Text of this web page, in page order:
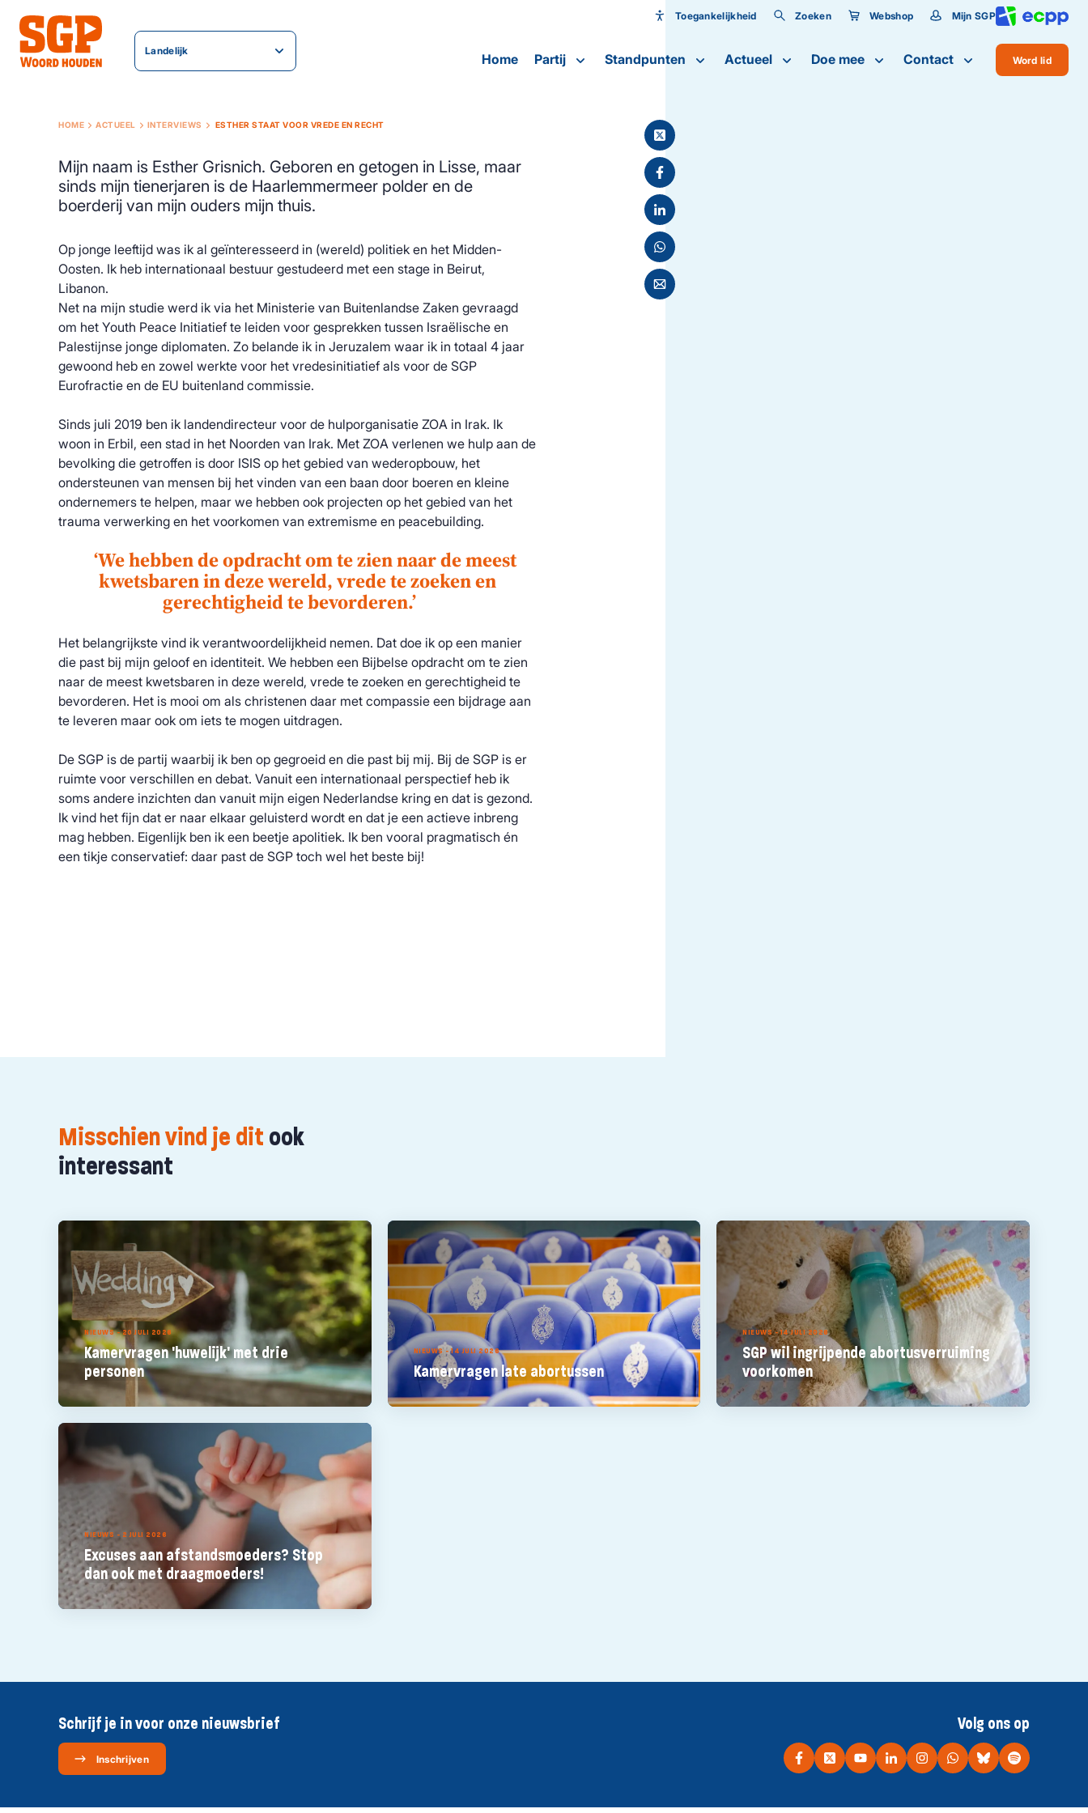
Toegankelijkheid Zoeken Webshop Mijn SGP
Landelijk
Word lid
Home Partij Standpunten Actueel Doe mee Contact
HOME ACTUEEL INTERVIEWS ESTHER STAAT VOOR VREDE EN RECHT
Mijn naam is Esther Grisnich. Geboren en getogen in Lisse, maar
sinds mijn tienerjaren is de Haarlemmermeer polder en de
boerderij van mijn ouders mijn thuis.
Op jonge leeftijd was ik al geïnteresseerd in (wereld) politiek en het Midden-
Oosten. Ik heb internationaal bestuur gestudeerd met een stage in Beirut,
Libanon.
Net na mijn studie werd ik via het Ministerie van Buitenlandse Zaken gevraagd
om het Youth Peace Initiatief te leiden voor gesprekken tussen Israëlische en
Palestijnse jonge diplomaten. Zo belande ik in Jeruzalem waar ik in totaal 4 jaar
gewoond heb en zowel werkte voor het vredesinitiatief als voor de SGP
Eurofractie en de EU buitenland commissie.
Sinds juli 2019 ben ik landendirecteur voor de hulporganisatie ZOA in Irak. Ik
woon in Erbil, een stad in het Noorden van Irak. Met ZOA verlenen we hulp aan de
bevolking die getroffen is door ISIS op het gebied van wederopbouw, het
ondersteunen van mensen bij het vinden van een baan door boeren en kleine
ondernemers te helpen, maar we hebben ook projecten op het gebied van het
trauma verwerking en het voorkomen van extremisme en peacebuilding.
‘We hebben de opdracht om te zien naar de meest
kwetsbaren in deze wereld, vrede te zoeken en
gerechtigheid te bevorderen.’
Het belangrijkste vind ik verantwoordelijkheid nemen. Dat doe ik op een manier
die past bij mijn geloof en identiteit. We hebben een Bijbelse opdracht om te zien
naar de meest kwetsbaren in deze wereld, vrede te zoeken en gerechtigheid te
bevorderen. Het is mooi om als christenen daar met compassie een bijdrage aan
te leveren maar ook om iets te mogen uitdragen.
De SGP is de partij waarbij ik ben op gegroeid en die past bij mij. Bij de SGP is er
ruimte voor verschillen en debat. Vanuit een internationaal perspectief heb ik
soms andere inzichten dan vanuit mijn eigen Nederlandse kring en dat is gezond.
Ik vind het fijn dat er naar elkaar geluisterd wordt en dat je een actieve inbreng
mag hebben. Eigenlijk ben ik een beetje apolitiek. Ik ben vooral pragmatisch én
een tikje conservatief: daar past de SGP toch wel het beste bij!
Misschien vind je dit ook
interessant
NIEUWS - 20 JULI 2026
Kamervragen 'huwelijk' met drie
personen
NIEUWS - 14 JULI 2026
Kamervragen late abortussen
NIEUWS - 14 JULI 2026
SGP wil ingrijpende abortusverruiming
voorkomen
NIEUWS - 2 JULI 2026
Excuses aan afstandsmoeders? Stop
dan ook met draagmoeders!
Schrijf je in voor onze nieuwsbrief
Inschrijven
Volg ons op